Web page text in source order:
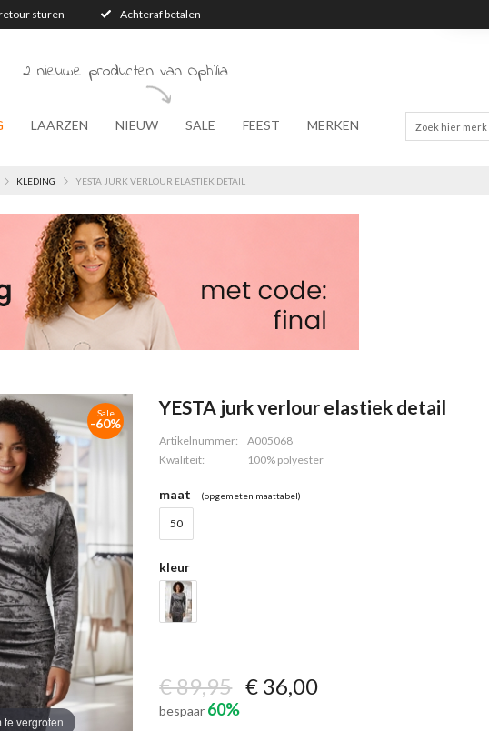
sturen Achteraf betalen
2 nieuwe producten van Ophilia
LAARZEN NIEUW SALE FEEST MERKEN
KLEDING YESTA JURK VERLOUR ELASTIEK DETAIL
te vergroten
Sale
-60%
YESTA jurk verlour elastiek detail
Artikelnummer:
A005068
Kwaliteit:
100% polyester
maat (opgemeten maattabel)
50
kleur
€ 89,95 € 36,00
bespaar 60%